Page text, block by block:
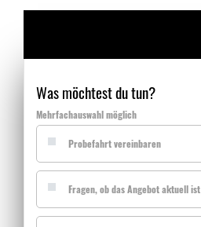
Was möchtest du tun?
Mehrfachauswahl möglich
Probefahrt vereinbaren
Fragen, ob das Angebot aktuell ist